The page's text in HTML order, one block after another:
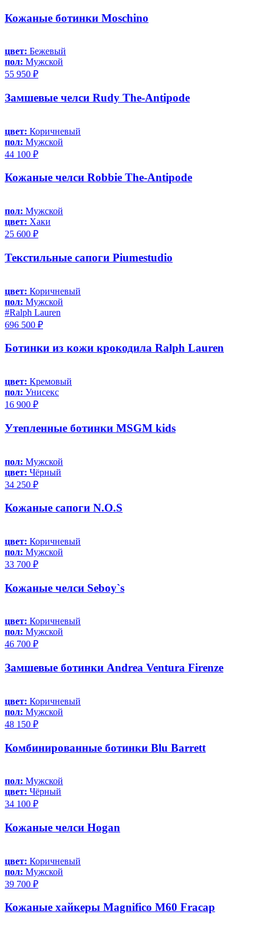
Кожаные ботинки Moschino
цвет: Бежевый
пол: Мужской
55 950 ₽
Замшевые челси Rudy The-Antipode
цвет: Коричневый
пол: Мужской
44 100 ₽
Кожаные челси Robbie The-Antipode
пол: Мужской
цвет: Хаки
25 600 ₽
Текстильные сапоги Piumestudio
цвет: Коричневый
пол: Мужской
#Ralph Lauren
696 500 ₽
Ботинки из кожи крокодила Ralph Lauren
цвет: Кремовый
пол: Унисекс
16 900 ₽
Утепленные ботинки MSGM kids
пол: Мужской
цвет: Чёрный
34 250 ₽
Кожаные сапоги N.O.S
цвет: Коричневый
пол: Мужской
33 700 ₽
Кожаные челси Seboy`s
цвет: Коричневый
пол: Мужской
46 700 ₽
Замшевые ботинки Andrea Ventura Firenze
цвет: Коричневый
пол: Мужской
48 150 ₽
Комбинированные ботинки Blu Barrett
пол: Мужской
цвет: Чёрный
34 100 ₽
Кожаные челси Hogan
цвет: Коричневый
пол: Мужской
39 700 ₽
Кожаные хайкеры Magnifico M60 Fracap